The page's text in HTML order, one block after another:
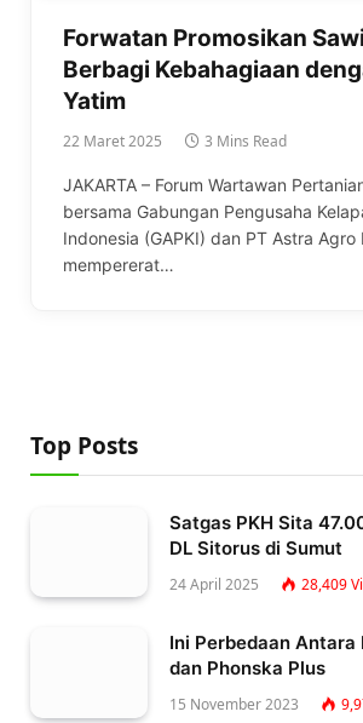
Forwatan Promosikan
Berbagi Kebahagiaan
Yatim
22 Maret 2025 3 Mins Read
JAKARTA – Forum Wartawan
bersama Gabungan Pengusaha
Indonesia (GAPKI) dan PT Astra
mempererat…
Top Posts
Satgas PKH Sita
DL Sitorus di Sumut
24 April 2025 28,409
Ini Perbedaan Antara
dan Phonska Plus
15 November 2023